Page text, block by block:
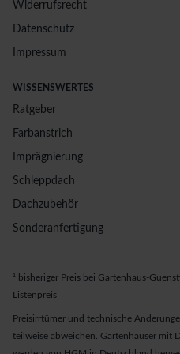
Widerrufsrecht
Datenschutz
Impressum
WISSENSWERTES
Ratgeber
Farbanstrich
Imprägnierung
Schleppdach
Dachzubehör
Sonderanfertigung
¹ bisheriger Preis bei Gartenhaus-
Listenpreis
Preisirrtümer und technische
teilweise abweichen. Gartenhäuser mit